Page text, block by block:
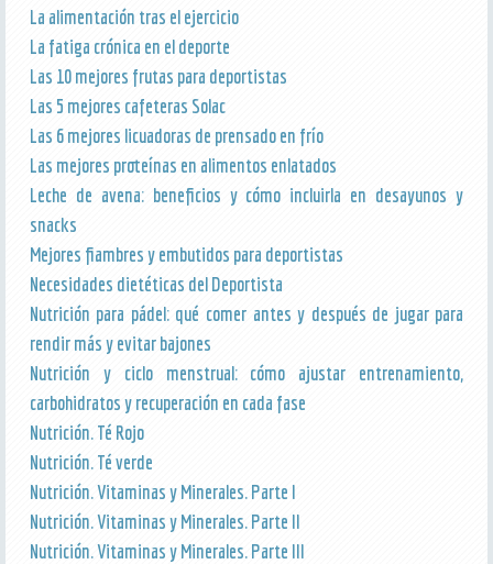
La alimentación tras el ejercicio
La fatiga crónica en el deporte
Las 10 mejores frutas para deportistas
Las 5 mejores cafeteras Solac
Las 6 mejores licuadoras de prensado en frío
Las mejores proteínas en alimentos enlatados
Leche de avena: beneficios y cómo incluirla en desayunos y
snacks
Mejores fiambres y embutidos para deportistas
Necesidades dietéticas del Deportista
Nutrición para pádel: qué comer antes y después de jugar para
rendir más y evitar bajones
Nutrición y ciclo menstrual: cómo ajustar entrenamiento,
carbohidratos y recuperación en cada fase
Nutrición. Té Rojo
Nutrición. Té verde
Nutrición. Vitaminas y Minerales. Parte I
Nutrición. Vitaminas y Minerales. Parte II
Nutrición. Vitaminas y Minerales. Parte III